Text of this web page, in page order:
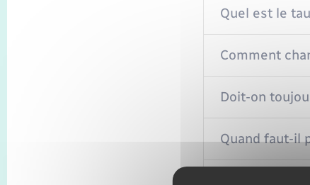
Quel est le
Comment
Doit-on
Quand faut-il
Comment